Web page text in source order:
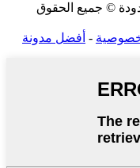
© جميع الحقوق
- أفضل مدونة